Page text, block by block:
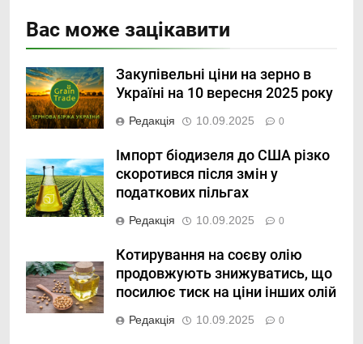
Вас може зацікавити
Закупівельні ціни на зерно в
Україні на 10 вересня 2025 року
Редакція 10.09.2025 0
Імпорт біодизеля до США різко
скоротився після змін у
податкових пільгах
Редакція 10.09.2025 0
Котирування на соєву олію
продовжують знижуватись, що
посилює тиск на ціни інших олій
Редакція 10.09.2025 0